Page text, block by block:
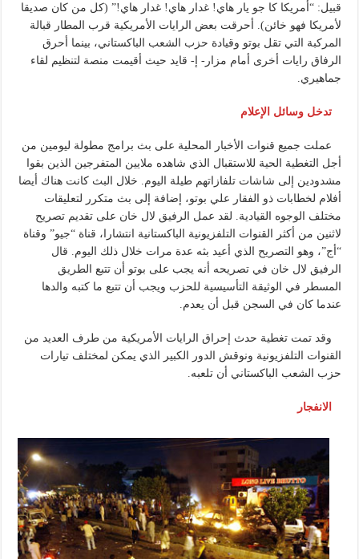
قبيل: “أمريكا كا جو يار هاي! غدار هاي! غدار هاي!” (كل من كان صديقا
لأمريكا فهو خائن). أحرقت بعض الرايات الأمريكية قرب المطار قبالة
المركبة التي تقل بوتو وقيادة حزب الشعب الباكستاني، بينما أحرق
الرفاق رايات أخرى أمام مزار- إ- قايد حيث أقيمت منصة لتنظيم لقاء
جماهيري.
تدخل وسائل الإعلام
عملت جميع قنوات الأخبار المحلية على بث برامج مطولة ليومين من
أجل التغطية الحية للاستقبال الذي شاهده ملايين المتفرجين الذين بقوا
مشدودين إلى شاشات تلفازاتهم طيلة اليوم. خلال البث كانت هناك أيضا
أفلام لخطابات ذو الفقار علي بوتو، إضافة إلى بث متكرر لتعليقات
مختلف الوجوه القيادية. لقد عمل الرفيق لال خان على تقديم تصريح
لاثنين من أكثر القنوات التلفزيونية الباكستانية انتشارا، قناة “جيو” وقناة
“أج”، وهو التصريح الذي أعيد بثه عدة مرات خلال ذلك اليوم. قال
الرفيق لال خان في تصريحه أنه يجب على بوتو أن تتبع الطريق
المسطر في الوثيقة التأسيسية للحزب ويجب أن تتبع ما كتبه والدها
عندما كان في السجن قبل أن يعدم.
وقد تمت تغطية حدث إحراق الرايات الأمريكية من طرف العديد من
القنوات التلفزيونية ونوقش الدور الكبير الذي يمكن لمختلف تيارات
حزب الشعب الباكستاني أن تلعبه.
الانفجار